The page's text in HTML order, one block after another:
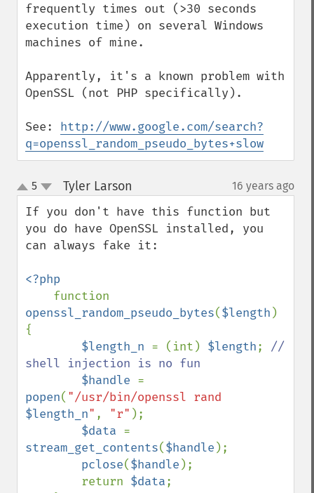
frequently times out (>30 seconds
execution time) on several Windows
machines of mine.
Apparently, it's a known problem with
OpenSSL (not PHP specifically).
See: http://www.google.com/search?
q=openssl_random_pseudo_bytes+slow
up
down
5 Tyler Larson 16 years ago
If you don't have this function but
you do have OpenSSL installed, you
can always fake it:
<?php
openssl_random_pseudo_bytes($length )
{
$length_n = (int) $length; //
shell injection is no fun
$handle
popen(
$length_n" , "r" );
$data
stream_get_contents($handle );
pclose($handle );
        return
$data;